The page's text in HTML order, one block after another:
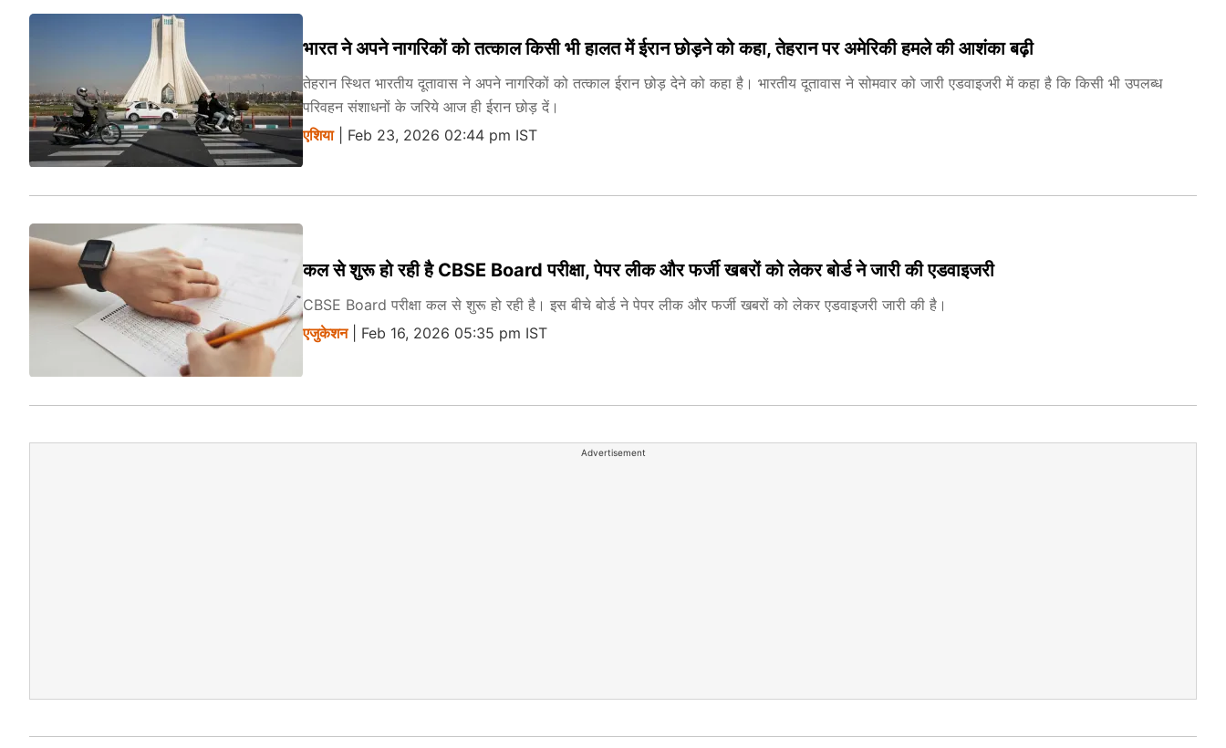
भारत ने अपने नागरिकों को तत्काल किसी भी हालत में ईरान छोड़ने को कहा, तेहरान पर अमेरिकी हमले की आशंका बढ़ी
तेहरान स्थित भारतीय दूतावास ने अपने नागरिकों को तत्काल ईरान छोड़ देने को कहा है। भारतीय दूतावास ने सोमवार को जारी एडवाइजरी में कहा है कि किसी भी उपलब्ध
परिवहन संशाधनों के जरिये आज ही ईरान छोड़ दें।
एशिया| Feb 23, 2026 02:44 pm IST
कल से शुरू हो रही है CBSE Board परीक्षा, पेपर लीक और फर्जी खबरों को लेकर बोर्ड ने जारी की एडवाइजरी
CBSE Board परीक्षा कल से शुरू हो रही है। इस बीचे बोर्ड ने पेपर लीक और फर्जी खबरों को लेकर एडवाइजरी जारी की है।
एजुकेशन| Feb 16, 2026 05:35 pm IST
Advertisement